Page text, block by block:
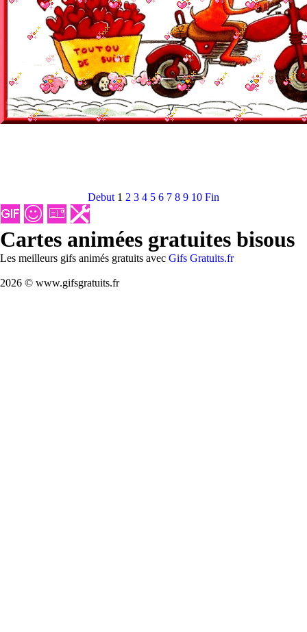
Debut 1 2 3 4 5 6 7 8 9 10 Fin
Cartes animées gratuites bisous
Les meilleurs gifs animés gratuits avec Gifs Gratuits.fr
2026 © www.gifsgratuits.fr